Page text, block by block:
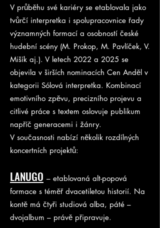
V průběhu své kariéry se etablovala jako
tvůrčí interpretka i spolupracovnice řady
významných formací a osobností české
hudební scény (M. Prokop, M. Pavlíček, V.
Mišík aj.). V letech 2022 a 2025 se
objevila v širších nominacích Cen Anděl v
kategorii Sólová interpretka. Kombinací
emotivního zpěvu, precizního projevu a
citlivé práce s textem oslovuje publikum
napříč generacemi i žánry.
V současnosti nabízí několik rozdílných
koncertních projektů:
LANUGO – etablovaná alt-popová
formace s téměř dvacetiletou historií. Na
kontě má čtyři studiová alba, páté –
dvojalbum – právě připravuje.